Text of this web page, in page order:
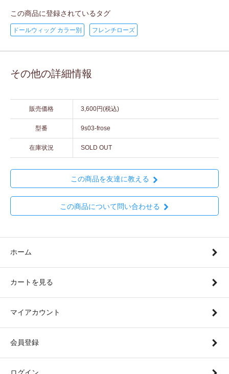
この商品に登録されているタグ
ドールウィッグ カラー別 フレンチローズ
その他の詳細情報
販売価格 3,600円(税込)
型番 9s03-frose
在庫状況 SOLD OUT
この商品を友達に教える
この商品について問い合わせる
ホーム
カートを見る
マイアカウント
会員登録
ログイン